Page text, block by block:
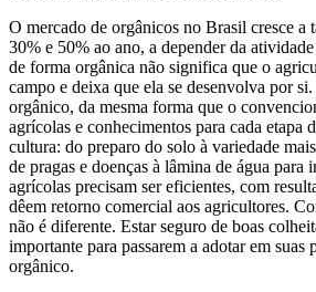
O mercado de orgânicos no Brasil cresce a
30% e 50% ao ano, a depender da
de forma orgânica não significa que o
campo e deixa que ela se desenvolva por
orgânico, da mesma forma que o
agrícolas e conhecimentos para cada etapa
cultura: do preparo do solo à variedade
de pragas e doenças à lâmina de água para
agrícolas precisam ser eficientes, com
dêem retorno comercial aos agricultores.
não é diferente. Estar seguro de boas
importante para passarem a adotar em
orgânico.